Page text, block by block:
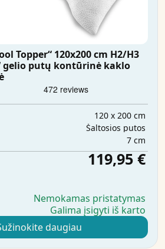
Topper“ 120x200 cm H2/H3
gelio putų kontūrinė kaklo
120 x 200 cm
Šaltosios putos
7 cm
119,95 €
Nemokamas pristatymas
Galima įsigyti iš karto
daugiau